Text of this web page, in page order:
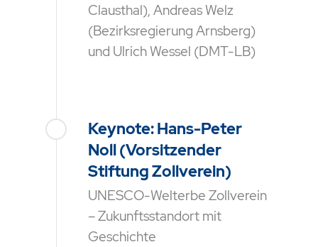
Clausthal), Andreas Welz
(Bezirksregierung Arnsberg)
und Ulrich Wessel (DMT-LB)
Keynote: Hans-Peter
Noll (Vorsitzender
Stiftung Zollverein)
UNESCO-Welterbe Zollverein
– Zukunftsstandort mit
Geschichte